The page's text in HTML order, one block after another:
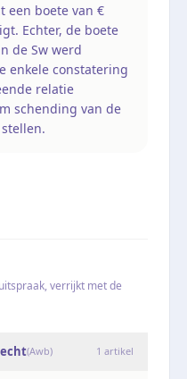
een boete van €
Echter, de boete
de Sw werd
enkele constatering
relatie
schending van de
stellen.
verrijkt met de
(Awb) 1 artikel